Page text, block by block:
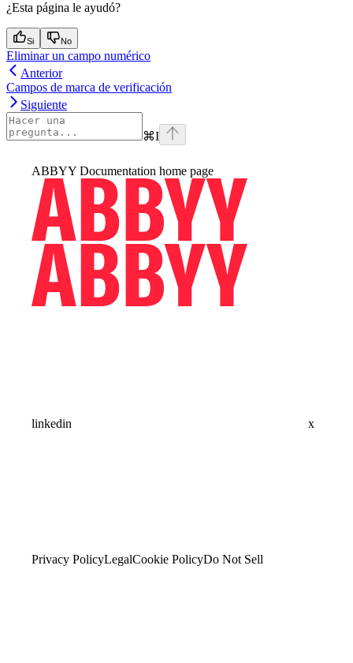
¿Esta página le ayudó?
Si No
Eliminar un campo numérico
Anterior
Campos de marca de verificación
Siguiente
⌘I
ABBYY Documentation home page
linkedin x
Privacy PolicyLegalCookie PolicyDo Not Sell